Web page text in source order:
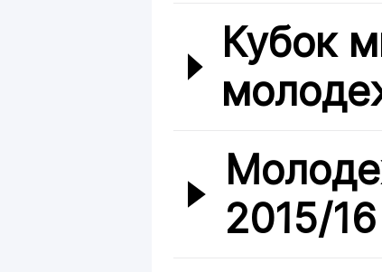
Кубок
2015/16